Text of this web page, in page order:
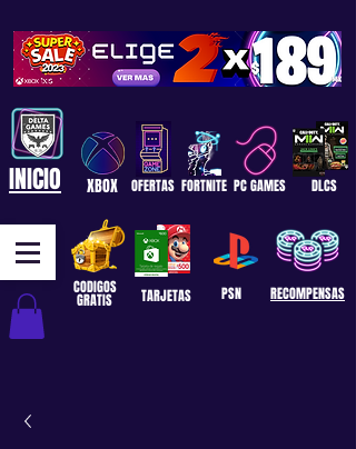
INICIO XBOX
PSN
DLCS
OFERTAS PC GAMES
RECOMPENSAS
CODIGOS
GRATIS
FORTNITE
TARJETAS